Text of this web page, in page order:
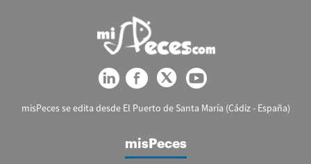
misPeces se edita desde El Puerto de Santa María (Cádiz - España)
misPeces